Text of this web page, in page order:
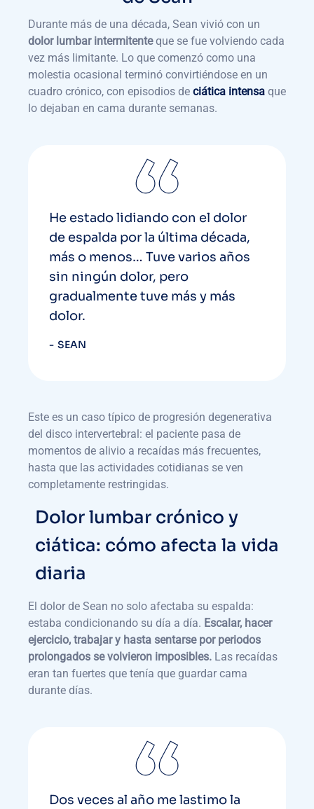
Durante más de una década, Sean vivió con un
dolor lumbar intermitenteque se fue volviendo cada
vez más limitante. Lo que comenzó como una
molestia ocasional terminó convirtiéndose en un
cuadro crónico, con episodios de ciática intensa que
lo dejaban en cama durante semanas.
He estado lidiando con el dolor
de espalda por la última década,
más o menos… Tuve varios años
sin ningún dolor, pero
gradualmente tuve más y más
dolor.
SEAN
Este es un caso típico de progresión degenerativa
del disco intervertebral: el paciente pasa de
momentos de alivio a recaídas más frecuentes,
hasta que las actividades cotidianas se ven
completamente restringidas.
Dolor lumbar crónico y
ciática: cómo afecta la vida
diaria
El dolor de Sean no solo afectaba su espalda:
estaba condicionando su día a día. Escalar, hacer
ejercicio, trabajar y hasta sentarse por periodos
prolongados se volvieron imposibles. Las recaídas
eran tan fuertes que tenía que guardar cama
durante días.
Dos veces al año me lastimo la